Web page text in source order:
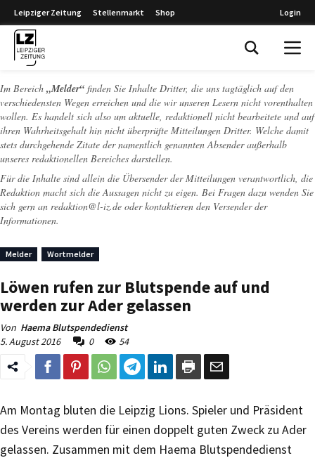
Leipziger Zeitung Stellenmarkt Shop Login
Im Bereich „Melder“ finden Sie Inhalte Dritter, die uns tagtäglich auf den
verschiedensten Wegen erreichen und die wir unseren Lesern nicht vorenthalten
wollen. Es handelt sich also um aktuelle, redaktionell nicht bearbeitete und auf
ihren Wahrheitsgehalt hin nicht überprüfte Mitteilungen Dritter. Welche damit
stets durchgehende Zitate der namentlich genannten Absender außerhalb
unseres redaktionellen Bereiches darstellen.
Für die Inhalte sind allein die Übersender der Mitteilungen verantwortlich, die
Redaktion macht sich die Aussagen nicht zu eigen. Bei Fragen dazu wenden Sie
sich gern an redaktion@l-iz.de oder kontaktieren den Versender der
Informationen.
Melder Wortmelder
Löwen rufen zur Blutspende auf und
werden zur Ader gelassen
Von Haema Blutspendedienst
5. August 2016
0 54
Am Montag bluten die Leipzig Lions. Spieler und Präsident
des Vereins werden für einen doppelt guten Zweck zu Ader
gelassen. Zusammen mit dem Haema Blutspendedienst